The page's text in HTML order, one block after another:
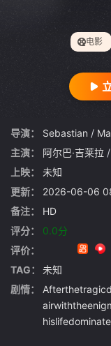
电影
导演： Sebastian /
主演：
阿尔巴·吉莱拉 /
上映：
未知
更新：
2026-06-06
备注：
HD
评分：
0.0分
评价：
TAG：
未知
剧情：